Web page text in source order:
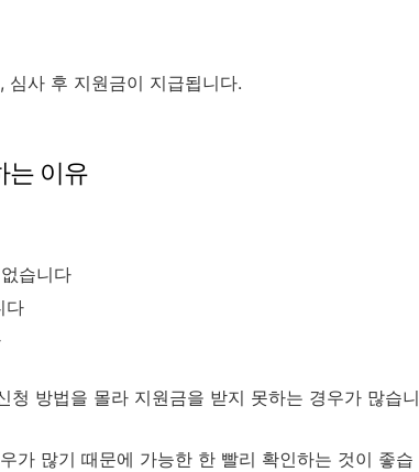
사 후 지원금이 지급됩니다.
는 이유
습니다
다
청 방법을 몰라 지원금을 받지 못하는 경우가 많습니
가 많기 때문에 가능한 한 빨리 확인하는 것이 좋습